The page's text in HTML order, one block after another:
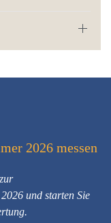
2026 messen
und starten Sie